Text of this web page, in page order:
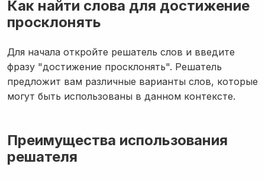
Как найти слова для достижение
просклонять
Для начала откройте решатель слов и введите
фразу "достижение просклонять". Решатель
предложит вам различные варианты слов, которые
могут быть использованы в данном контексте.
Преимущества использования
решателя